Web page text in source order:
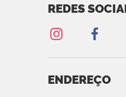
REDES
ENDEREÇO